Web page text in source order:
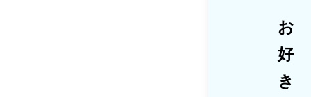
お
好
き